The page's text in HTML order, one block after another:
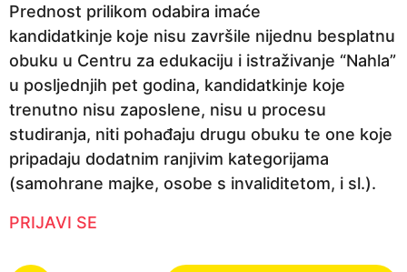
Prednost prilikom odabira imaće
kandidatkinje koje nisu završile nijednu besplatnu
obuku u Centru za edukaciju i istraživanje “Nahla”
u posljednjih pet godina, kandidatkinje koje
trenutno nisu zaposlene, nisu u procesu
studiranja, niti pohađaju drugu obuku te one koje
pripadaju dodatnim ranjivim kategorijama
(samohrane majke, osobe s invaliditetom, i sl.).
PRIJAVI SE